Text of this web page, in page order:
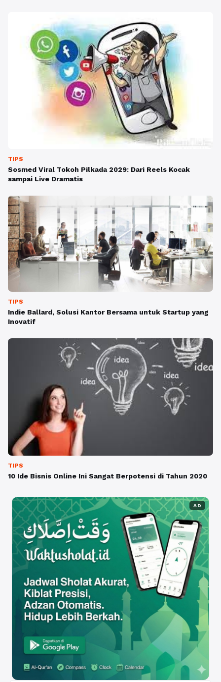
TIPS
Sosmed Viral Tokoh Pilkada 2029: Dari Reels Kocak
sampai Live Dramatis
TIPS
Indie Ballard, Solusi Kantor Bersama untuk Startup yang
Inovatif
TIPS
10 Ide Bisnis Online Ini Sangat Berpotensi di Tahun 2020
AD